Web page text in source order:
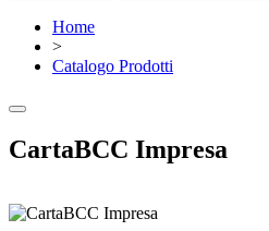
Home
>
Catalogo Prodotti
CartaBCC Impresa